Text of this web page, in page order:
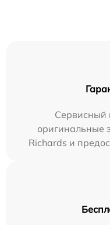
Сервисный
оригинальные
Richards и